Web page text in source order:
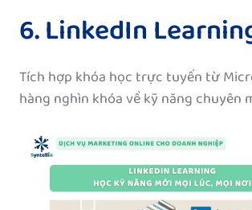
6. LinkedIn
Tích hợp khóa học trực tuyến từ
hàng nghìn khóa về kỹ năng chuyên